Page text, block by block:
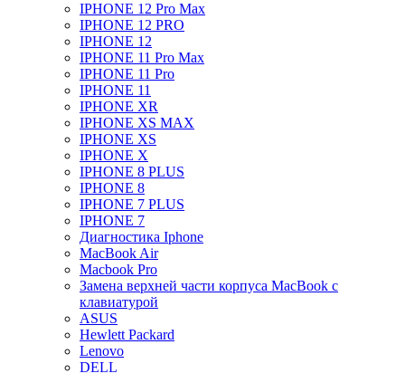
IPHONE 12 Pro Max
IPHONE 12 PRO
IPHONE 12
IPHONE 11 Pro Max
IPHONE 11 Pro
IPHONE 11
IPHONE XR
IPHONE XS MAX
IPHONE XS
IPHONE X
IPHONE 8 PLUS
IPHONE 8
IPHONE 7 PLUS
IPHONE 7
Диагностика Iphone
MacBook Air
Macbook Pro
Замена верхней части корпуса MacBook с
клавиатурой
ASUS
Hewlett Packard
Lenovo
DELL